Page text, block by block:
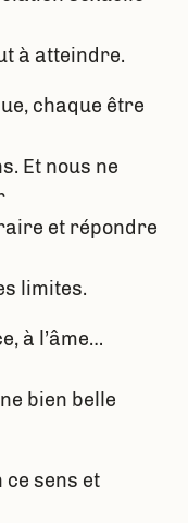
à atteindre.
chaque être
Et nous ne
et répondre
limites.
à l’âme…
bien belle
sens et